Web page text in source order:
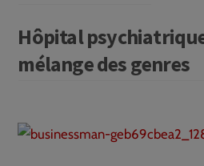
Hôpital
mélange des genres